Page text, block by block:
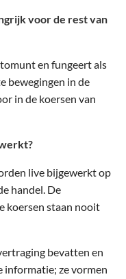
voor de rest van
en fungeert als
bewegingen in de
in de koersen van
live bijgewerkt op
handel. De
koersen staan nooit
bevatten en
informatie; ze vormen